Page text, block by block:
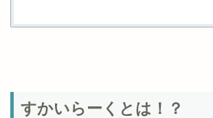
すかいらーくとは！？